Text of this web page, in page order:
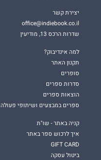
יצירת קשר
office@indiebook.co.il
שדרות הרכס 13, מודיעין
למה אינדיבוק?
תקנון האתר
סופרים
סדרות ספרים
הוצאות ספרים
ספרים במבצעים ושיתופי פעולה
קניה באתר - שו"ת
איך לרכוש ספר באתר
GIFT CARD
ביטול עסקה